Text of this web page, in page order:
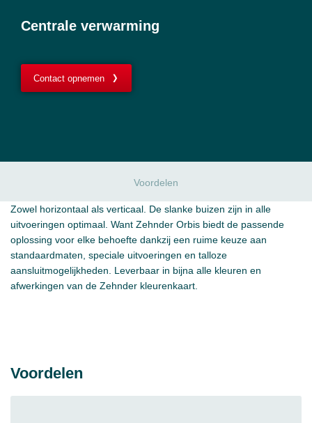
Centrale verwarming
Contact opnemen
Voordelen
Zowel horizontaal als verticaal. De slanke buizen zijn in alle
uitvoeringen optimaal. Want Zehnder Orbis biedt de passende
oplossing voor elke behoefte dankzij een ruime keuze aan
standaardmaten, speciale uitvoeringen en talloze
aansluitmogelijkheden. Leverbaar in bijna alle kleuren en
afwerkingen van de Zehnder kleurenkaart.
Voordelen